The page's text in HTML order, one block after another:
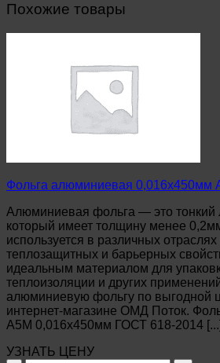
Похожие товары
Фольга алюминиевая
Алюминиевая фольга — это тонкий
который имеет толщину менее
используется в различных отраслях
теплозащитных и барьерных
идеальным материалом для
теплоизоляции и других
алюминиевую фольгу по выгодной
интернет-магазине ОМД Поток.
А5М 0,016х450мм ГОСТ 618-2014 [...]
УЗНАТЬ ЦЕНУ